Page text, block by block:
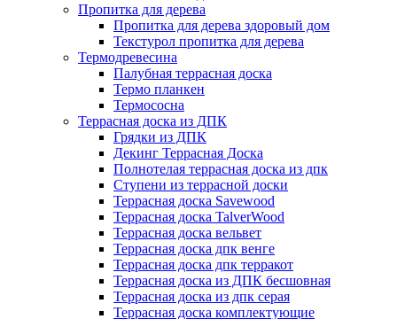
Пропитка для дерева
Пропитка для дерева здоровый дом
Текстурол пропитка для дерева
Термодревесина
Палубная террасная доска
Термо планкен
Термососна
Террасная доска из ДПК
Грядки из ДПК
Декинг Террасная Доска
Полнотелая террасная доска из дпк
Ступени из террасной доски
Террасная доска Savewood
Террасная доска TalverWood
Террасная доска вельвет
Террасная доска дпк венге
Террасная доска дпк терракот
Террасная доска из ДПК бесшовная
Террасная доска из дпк серая
Террасная доска комплектующие